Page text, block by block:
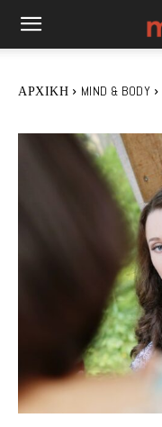
ΑΡΧΙΚΉ MIND & BODY